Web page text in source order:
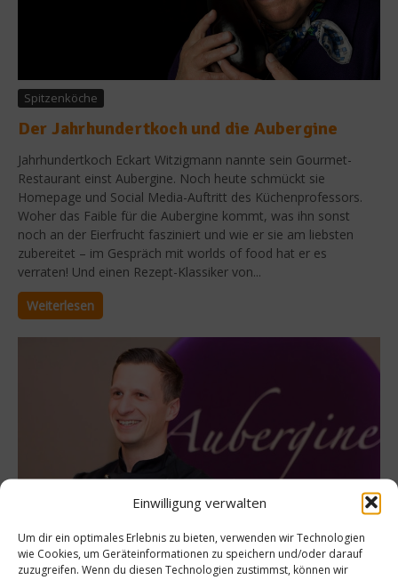
Einwilligung verwalten
Um dir ein optimales Erlebnis zu bieten, verwenden wir Technologien
wie Cookies, um Geräteinformationen zu speichern und/oder darauf
zuzugreifen. Wenn du diesen Technologien zustimmst, können wir
Spitzenköche
Der Jahrhundertkoch und die Aubergine
Jahrhundertkoch Eckart Witzigmann nannte sein Gourmet-
Restaurant einst Aubergine. Noch heute schmückt sie
Homepage und Social Media-Auftritt des Küchenprofessors.
Woher das Faible für die Aubergine kommt, was ihn sonst
noch an der Eierfrucht fasziniert und wie er sie am liebsten
zubereitet – im Gespräch mit worlds of food hat er es
verraten! Und einen Rezept-Klassiker von...
Weiterlesen
Spitzenköche